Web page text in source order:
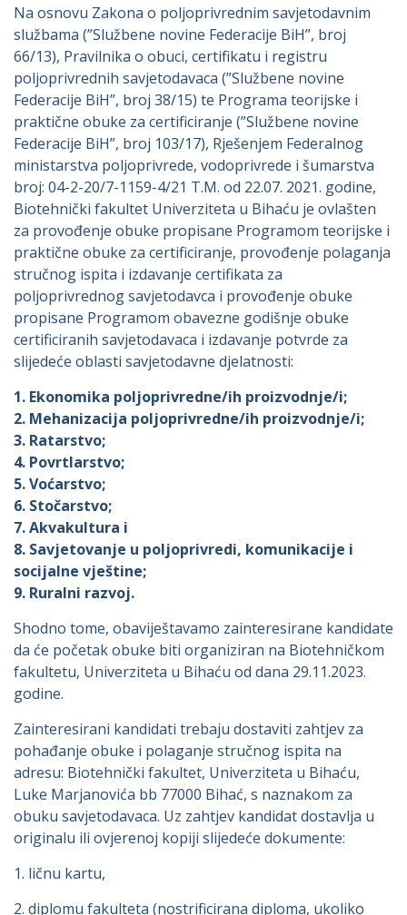
Na osnovu Zakona o poljoprivrednim savjetodavnim
službama (”Službene novine Federacije BiH”, broj
66/13), Pravilnika o obuci, certifikatu i registru
poljoprivrednih savjetodavaca (”Službene novine
Federacije BiH”, broj 38/15) te Programa teorijske i
praktične obuke za certificiranje (”Službene novine
Federacije BiH”, broj 103/17), Rješenjem Federalnog
ministarstva poljoprivrede, vodoprivrede i šumarstva
broj: 04-2-20/7-1159-4/21 T.M. od 22.07. 2021. godine,
Biotehnički fakultet Univerziteta u Bihaću je ovlašten
za provođenje obuke propisane Programom teorijske i
praktične obuke za certificiranje, provođenje polaganja
stručnog ispita i izdavanje certifikata za
poljoprivrednog savjetodavca i provođenje obuke
propisane Programom obavezne godišnje obuke
certificiranih savjetodavaca i izdavanje potvrde za
slijedeće oblasti savjetodavne djelatnosti:
1. Ekonomika poljoprivredne/ih proizvodnje/i;
2. Mehanizacija poljoprivredne/ih proizvodnje/i;
3. Ratarstvo;
4. Povrtlarstvo;
5. Voćarstvo;
6. Stočarstvo;
7. Akvakultura i
8. Savjetovanje u poljoprivredi, komunikacije i
socijalne vještine;
9. Ruralni razvoj.
Shodno tome, obaviještavamo zainteresirane kandidate
da će početak obuke biti organiziran na Biotehničkom
fakultetu, Univerziteta u Bihaću od dana 29.11.2023.
godine.
Zainteresirani kandidati trebaju dostaviti zahtjev za
pohađanje obuke i polaganje stručnog ispita na
adresu: Biotehnički fakultet, Univerziteta u Bihaću,
Luke Marjanovića bb 77000 Bihać, s naznakom za
obuku savjetodavaca. Uz zahtjev kandidat dostavlja u
originalu ili ovjerenoj kopiji slijedeće dokumente:
1. ličnu kartu,
2. diplomu fakulteta (nostrificirana diploma, ukoliko